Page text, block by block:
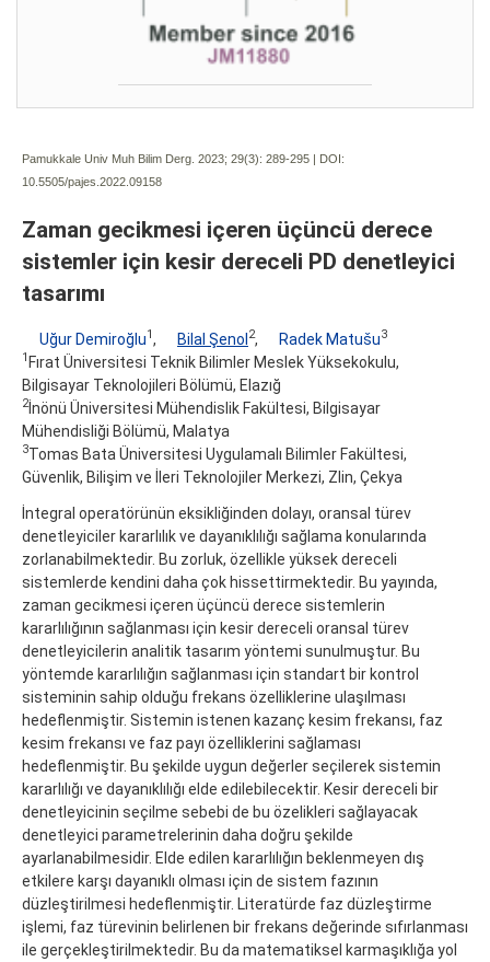
Pamukkale Univ Muh Bilim Derg. 2023; 29(3): 289-295 | DOI:
10.5505/pajes.2022.09158
Zaman gecikmesi içeren üçüncü derece
sistemler için kesir dereceli PD denetleyici
tasarımı
Uğur Demiroğlu1 , Bilal Şenol 2, Radek Matušu3
1 Fırat Üniversitesi Teknik Bilimler Meslek Yüksekokulu,
Bilgisayar Teknolojileri Bölümü, Elazığ
2İnönü Üniversitesi Mühendislik Fakültesi, Bilgisayar
Mühendisliği Bölümü, Malatya
3Tomas Bata Üniversitesi Uygulamalı Bilimler Fakültesi,
Güvenlik, Bilişim ve İleri Teknolojiler Merkezi, Zlin, Çekya
İntegral operatörünün eksikliğinden dolayı, oransal türev
denetleyiciler kararlılık ve dayanıklılığı sağlama konularında
zorlanabilmektedir. Bu zorluk, özellikle yüksek dereceli
sistemlerde kendini daha çok hissettirmektedir. Bu yayında,
zaman gecikmesi içeren üçüncü derece sistemlerin
kararlılığının sağlanması için kesir dereceli oransal türev
denetleyicilerin analitik tasarım yöntemi sunulmuştur. Bu
yöntemde kararlılığın sağlanması için standart bir kontrol
sisteminin sahip olduğu frekans özelliklerine ulaşılması
hedeflenmiştir. Sistemin istenen kazanç kesim frekansı, faz
kesim frekansı ve faz payı özelliklerini sağlaması
hedeflenmiştir. Bu şekilde uygun değerler seçilerek sistemin
kararlılığı ve dayanıklılığı elde edilebilecektir. Kesir dereceli bir
denetleyicinin seçilme sebebi de bu özelikleri sağlayacak
denetleyici parametrelerinin daha doğru şekilde
ayarlanabilmesidir. Elde edilen kararlılığın beklenmeyen dış
etkilere karşı dayanıklı olması için de sistem fazının
düzleştirilmesi hedeflenmiştir. Literatürde faz düzleştirme
işlemi, faz türevinin belirlenen bir frekans değerinde sıfırlanması
ile gerçekleştirilmektedir. Bu da matematiksel karmaşıklığa yol